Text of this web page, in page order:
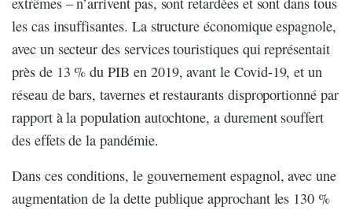
les cas insuffisantes. La structure économique espagnole,
avec un secteur des services touristiques qui représentait
près de 13 % du PIB en 2019, avant le Covid-19, et un
réseau de bars, tavernes et restaurants disproportionné par
rapport à la population autochtone, a durement souffert
des effets de la pandémie.
Dans ces conditions, le gouvernement espagnol, avec une
augmentation de la dette publique approchant les 130 %